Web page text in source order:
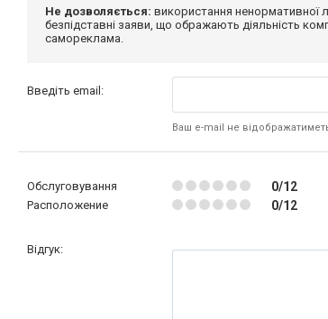
Не дозволяється: використання ненормативної
безпідставні заяви, що ображають діяльність
самореклама.
Введіть email:
Ваш e-mail не
Обслуговування 0/12
Расположение 0/12
Відгук: